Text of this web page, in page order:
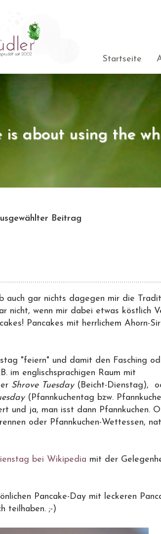
Startseite
is about using the
Beitrag
auch gar nichts dagegen mir die
nicht, wenn mir dabei etwas köstlich
Pancakes mit herrlichem Ahorn-
"feiern" und damit den Fasching
im englischsprachigen Raum mit
Shrove Tuesday(Beicht-Dienstag),
(Pfannkuchentag bzw.
und ja, man isst dann Pfannkuchen.
oder Pfannkuchen-Wettessen,
bei Wikipedia mit der
Pancake-Day mit leckeren
teilhaben. ;-)